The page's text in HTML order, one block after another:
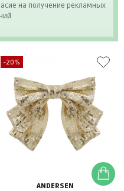
на получение рекламных
-20%
ANDERSEN